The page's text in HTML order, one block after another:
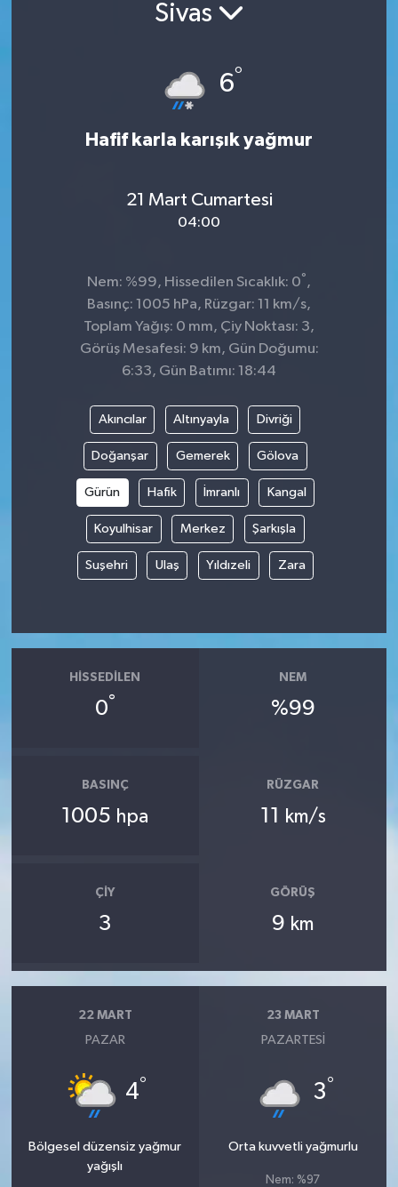
Sivas
6°
Hafif karla karışık yağmur
21 Mart Cumartesi
04:00
Nem: %99, Hissedilen Sıcaklık: 0° ,
Basınç: 1005 hPa, Rüzgar: 11 km/s,
Toplam Yağış: 0 mm, Çiy Noktası: 3,
Görüş Mesafesi: 9 km, Gün Doğumu:
6:33, Gün Batımı: 18:44
Akıncılar Altınyayla Divriği
Doğanşar Gemerek Gölova
Gürün Hafik İmranlı Kangal
Koyulhisar Merkez Şarkışla
Suşehri Ulaş Yıldızeli Zara
HISSEDILEN
0°
NEM
%99
BASINÇ
1005 hpa
RÜZGAR
11 km/s
ÇIY
3
GÖRÜŞ
9 km
22 MART
PAZAR
4°
Bölgesel düzensiz yağmur
yağışlı
23 MART
PAZARTESI
3°
Orta kuvvetli yağmurlu
Nem: %97